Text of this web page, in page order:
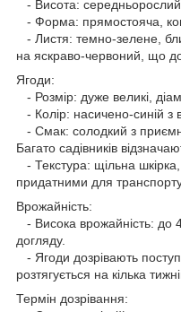
- Висота:
- Форма: прямостояча,
- Листя: темно-зелене,
на яскраво-червоний, що
Ягоди:
- Розмір: дуже великі,
- Колір: насичено-синій з
- Смак: солодкий з
Багато садівників
- Текстура: щільна
придатними для
Врожайність:
- Висока врожайність: до
догляду.
- Ягоди дозрівають
розтягується на кілька
Термін дозрівання: